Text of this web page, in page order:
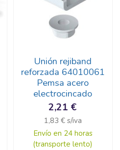
Unión rejiband
reforzada 64010061
Pemsa acero
electrocincado
2,21 €
1,83 € s/iva
Envío en 24 horas
(transporte lento)